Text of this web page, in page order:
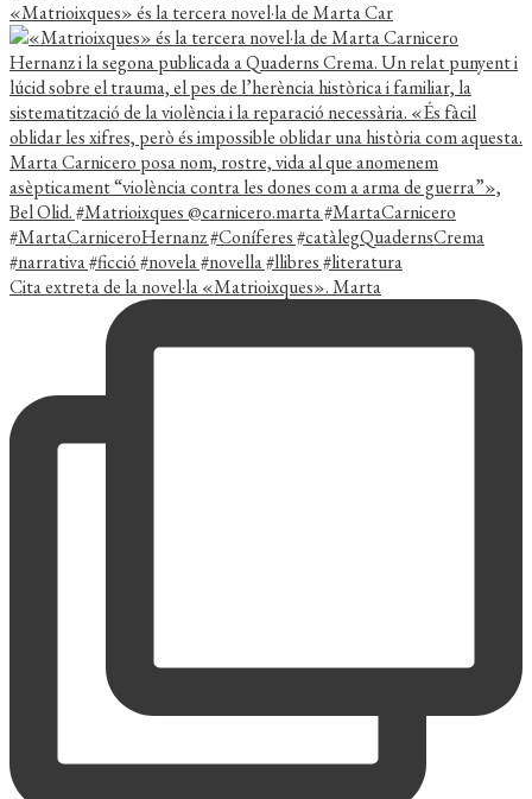
«Matrioixques» és la tercera novel·la de Marta Car
Cita extreta de la novel·la «Matrioixques». Marta